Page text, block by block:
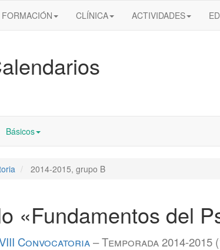
FORMACIÓN CLÍNICA ACTIVIDADES
Básicos
2014-2015, grupo B
«Fundamentos del
Convocatoria– Temporada 2014-2015